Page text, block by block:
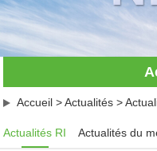
Accueil >Actualités >
Actualités RI Actualités du